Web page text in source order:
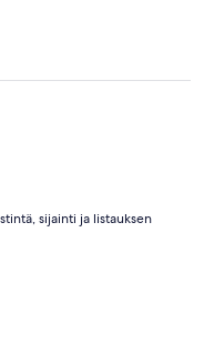
sijainti ja listauksen